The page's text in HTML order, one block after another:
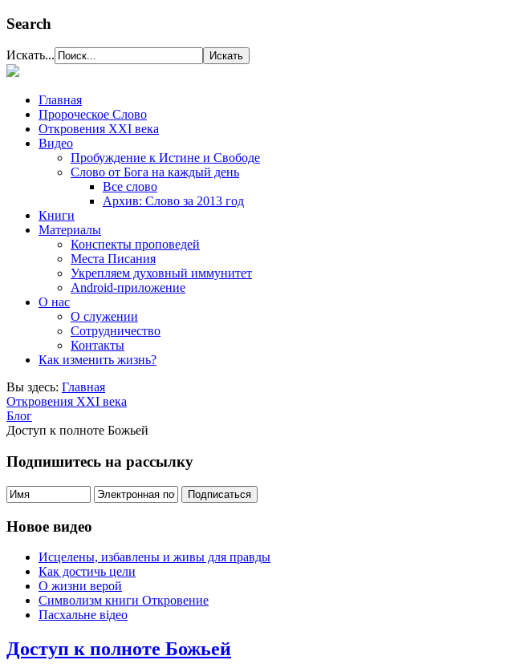
Search
Искать...
Главная
Пророческое Слово
Откровения ХХІ века
Видео
Пробуждение к Истине и Свободе
Слово от Бога на каждый день
Все слово
Архив: Слово за 2013 год
Книги
Материалы
Конспекты проповедей
Места Писания
Укрепляем духовный иммунитет
Android-приложение
О нас
О служении
Сотрудничество
Контакты
Как изменить жизнь?
Вы здесь: Главная
Откровения ХХІ века
Блог
Доступ к полноте Божьей
Подпишитесь на рассылку
Новое видео
Исцелены, избавлены и живы для правды
Как достичь цели
О жизни верой
Символизм книги Откровение
Пасхальне відео
Доступ к полноте Божьей